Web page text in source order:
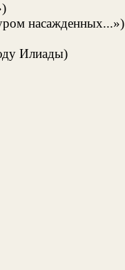
насажденных...»)
Илиады)